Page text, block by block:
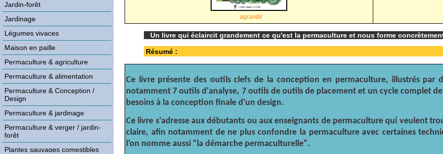
Jardin-forêt
Jardinage
Légumes vivaces
Maison en paille
Permaculture & agriculture
Permaculture & alimentation
Permaculture & Conception /
Design
Permaculture & jardinage
Permaculture & verger / jardin-
forêt
Plantes sauvages comestibles
agrandir
Un livre qui éclaircit grandement ce qu'est la permaculture et nous forme
Résumé :
Ce livre présente des outils clefs de la conception en permaculture, illustrés par
notamment 7 outils d'analyse, 7 outils de outils de placement et un cycle complet
besoins à la conception finale d'un design.
Ce livre s'adresse aux débutants ou aux enseignants de permaculture qui veulent
claire, afin notamment de ne plus confondre la permaculture avec certaines
l'on nomme aussi "la démarche permaculturelle".